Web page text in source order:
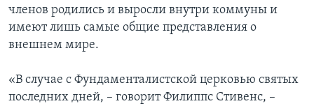
членов родились и выросли внутри коммуны и
имеют лишь самые общие представления о
внешнем мире.
«В случае с Фундаменталистской церковью святых
последних дней, – говорит Филиппс Стивенс, –